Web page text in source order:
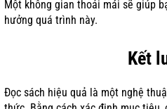
Một không gian thoải mái sẽ giúp
hưởng quá trình này.
Kết
Đọc sách hiệu quả là một nghệ